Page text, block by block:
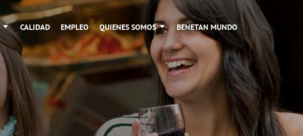
CALIDAD EMPLEO QUIENES SOMOS BENETAN MUNDO